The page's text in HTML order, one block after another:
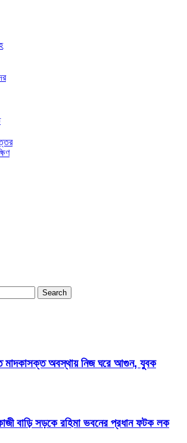
মাদকাসক্ত অবস্থায় নিজ ঘরে আগুন, যুবক
বাড়ি সড়কে রহিমা ভবনের প্রধান ফটক লক